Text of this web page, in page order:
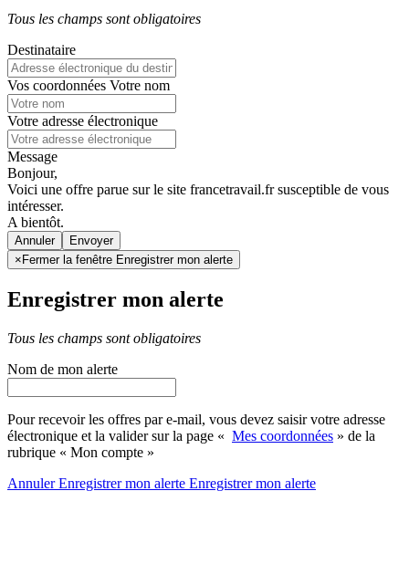
Tous les champs sont obligatoires
Destinataire
Vos coordonnées Votre nom
Votre adresse électronique
Message
Bonjour,
Voici une offre parue sur le site francetravail.fr susceptible de vous
intéresser.
A bientôt.
Annuler
× Fermer la fenêtre Enregistrer mon alerte
Enregistrer mon alerte
Tous les champs sont obligatoires
Nom de mon alerte
Pour recevoir les offres par e-mail, vous devez saisir votre adresse
électronique et la valider sur la page « Mes coordonnées » de la
rubrique « Mon compte »
AnnulerEnregistrer mon alerte Enregistrermon alerte